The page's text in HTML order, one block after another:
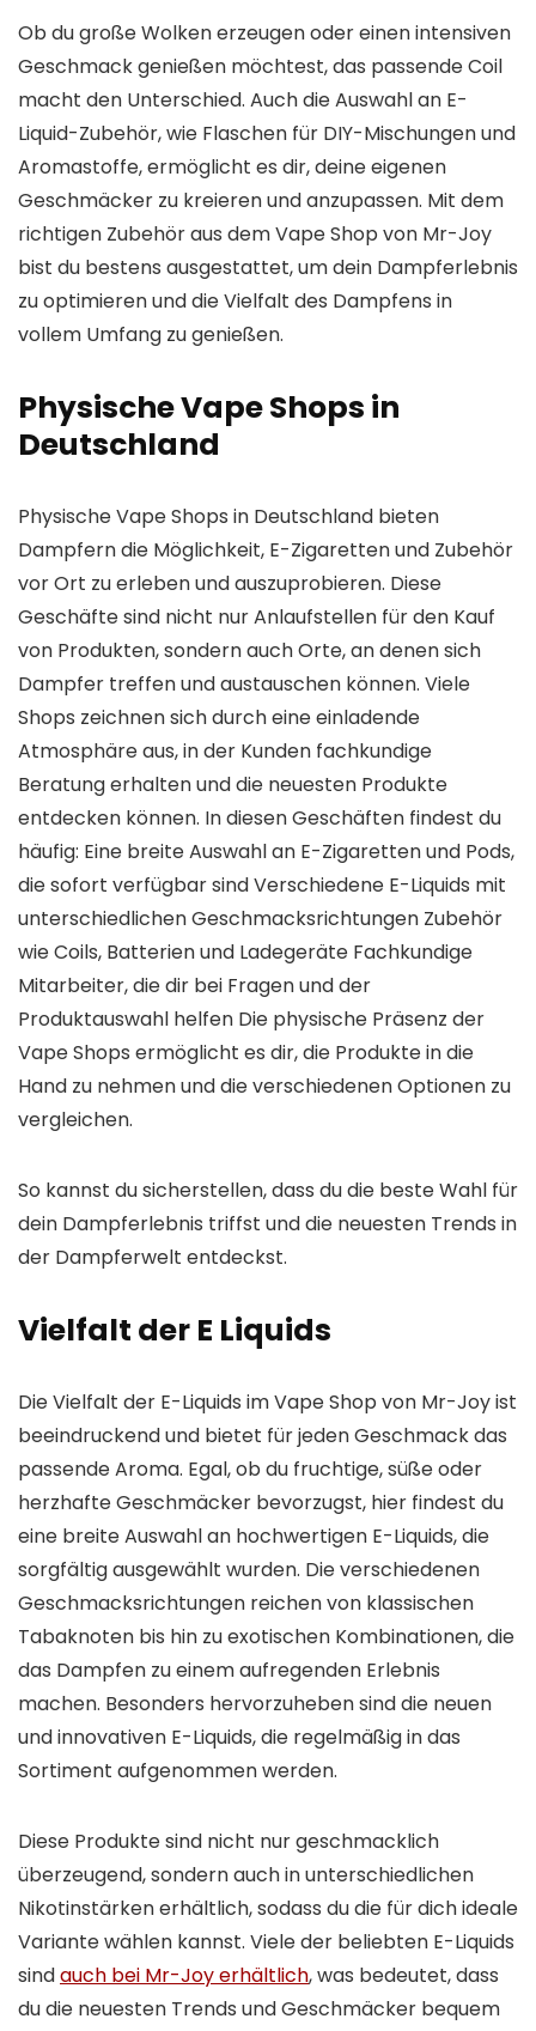
Ob du große Wolken erzeugen oder einen intensiven
Geschmack genießen möchtest, das passende Coil
macht den Unterschied. Auch die Auswahl an E-
Liquid-Zubehör, wie Flaschen für DIY-Mischungen und
Aromastoffe, ermöglicht es dir, deine eigenen
Geschmäcker zu kreieren und anzupassen. Mit dem
richtigen Zubehör aus dem Vape Shop von Mr-Joy
bist du bestens ausgestattet, um dein Dampferlebnis
zu optimieren und die Vielfalt des Dampfens in
vollem Umfang zu genießen.
Physische Vape Shops in
Deutschland
Physische Vape Shops in Deutschland bieten
Dampfern die Möglichkeit, E-Zigaretten und Zubehör
vor Ort zu erleben und auszuprobieren. Diese
Geschäfte sind nicht nur Anlaufstellen für den Kauf
von Produkten, sondern auch Orte, an denen sich
Dampfer treffen und austauschen können. Viele
Shops zeichnen sich durch eine einladende
Atmosphäre aus, in der Kunden fachkundige
Beratung erhalten und die neuesten Produkte
entdecken können. In diesen Geschäften findest du
häufig: Eine breite Auswahl an E-Zigaretten und Pods,
die sofort verfügbar sind Verschiedene E-Liquids mit
unterschiedlichen Geschmacksrichtungen Zubehör
wie Coils, Batterien und Ladegeräte Fachkundige
Mitarbeiter, die dir bei Fragen und der
Produktauswahl helfen Die physische Präsenz der
Vape Shops ermöglicht es dir, die Produkte in die
Hand zu nehmen und die verschiedenen Optionen zu
vergleichen.
So kannst du sicherstellen, dass du die beste Wahl für
dein Dampferlebnis triffst und die neuesten Trends in
der Dampferwelt entdeckst.
Vielfalt der E Liquids
Die Vielfalt der E-Liquids im Vape Shop von Mr-Joy ist
beeindruckend und bietet für jeden Geschmack das
passende Aroma. Egal, ob du fruchtige, süße oder
herzhafte Geschmäcker bevorzugst, hier findest du
eine breite Auswahl an hochwertigen E-Liquids, die
sorgfältig ausgewählt wurden. Die verschiedenen
Geschmacksrichtungen reichen von klassischen
Tabaknoten bis hin zu exotischen Kombinationen, die
das Dampfen zu einem aufregenden Erlebnis
machen. Besonders hervorzuheben sind die neuen
und innovativen E-Liquids, die regelmäßig in das
Sortiment aufgenommen werden.
Diese Produkte sind nicht nur geschmacklich
überzeugend, sondern auch in unterschiedlichen
Nikotinstärken erhältlich, sodass du die für dich ideale
Variante wählen kannst. Viele der beliebten E-Liquids
sindauch bei Mr-Joy erhältlich, was bedeutet, dass
du die neuesten Trends und Geschmäcker bequem